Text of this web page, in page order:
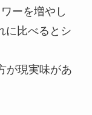
ーを増やし
に比べるとシ
が現実味があ